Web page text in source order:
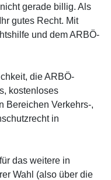
gerade billig. Als
gutes Recht. Mit
und dem ARBÖ-
die ARBÖ-
kostenloses
Bereichen Verkehrs-,
in
das weitere in
Wahl (also über die